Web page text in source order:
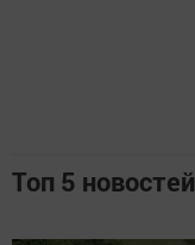
Топ 5 новостей